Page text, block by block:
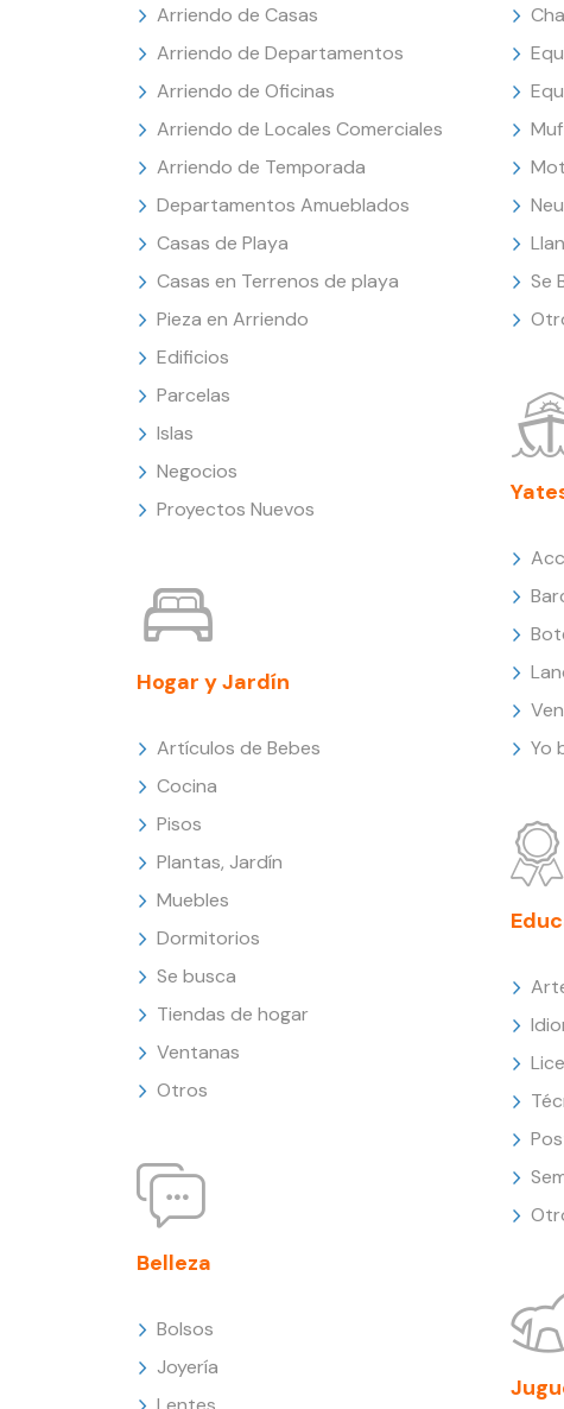
Arriendo de Casas
Arriendo de Departamentos
Arriendo de Oficinas
Arriendo de Locales Comerciales
Arriendo de Temporada
Departamentos Amueblados
Casas de Playa
Casas en Terrenos de playa
Pieza en Arriendo
Edificios
Parcelas
Islas
Negocios
Proyectos Nuevos
Hogar y Jardín
Artículos de Bebes
Cocina
Pisos
Plantas, Jardín
Muebles
Dormitorios
Se busca
Tiendas de hogar
Ventanas
Otros
Belleza
Bolsos
Joyería
Se
Yo